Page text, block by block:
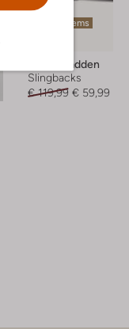
Laatste items
Steve Madden
Slingbacks
€ 119,99 € 59,99